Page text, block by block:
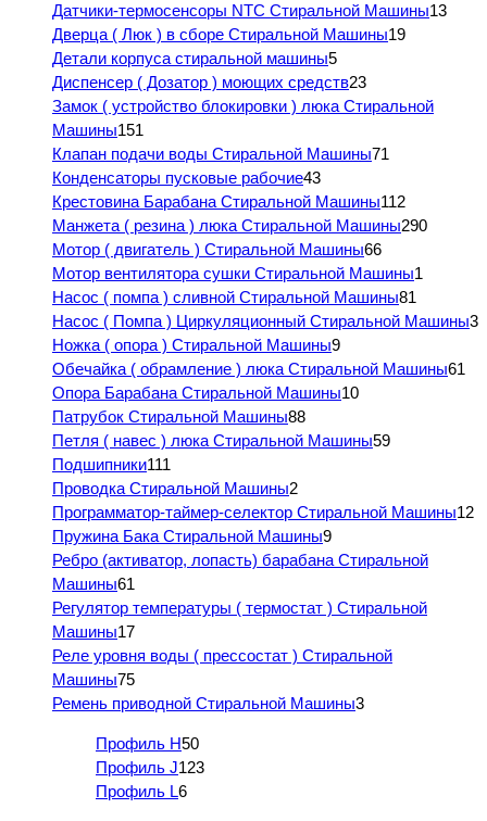
Датчики-термосенсоры NTC Стиральной Машины13
Дверца ( Люк ) в сборе Стиральной Машины19
Детали корпуса стиральной машины5
Диспенсер ( Дозатор ) моющих средств23
Замок ( устройство блокировки ) люка Стиральной
Машины151
Клапан подачи воды Стиральной Машины71
Конденсаторы пусковые рабочие43
Крестовина Барабана Стиральной Машины112
Манжета ( резина ) люка Стиральной Машины290
Мотор ( двигатель ) Стиральной Машины66
Мотор вентилятора сушки Стиральной Машины1
Насос ( помпа ) сливной Стиральной Машины81
Насос ( Помпа ) Циркуляционный Стиральной Машины3
Ножка ( опора ) Стиральной Машины9
Обечайка ( обрамление ) люка Стиральной Машины61
Опора Барабана Стиральной Машины10
Патрубок Стиральной Машины88
Петля ( навес ) люка Стиральной Машины59
Подшипники111
Проводка Стиральной Машины2
Программатор-таймер-селектор Стиральной Машины12
Пружина Бака Стиральной Машины9
Ребро (активатор, лопасть) барабана Стиральной
Машины61
Регулятор температуры ( термостат ) Стиральной
Машины17
Реле уровня воды ( прессостат ) Стиральной
Машины75
Ремень приводной Стиральной Машины3
Профиль H50
Профиль J123
Профиль L6